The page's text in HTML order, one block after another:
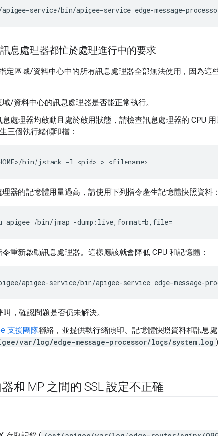
service/bin/apigee-service edge-message-
息處理器都忙於處理進行中的要求
定區域/資料中心中的所有訊息處理器全部無法使用，因為這
/資料中心的訊息處理器是否能正常執行。
處理器均啟動且處於啟用狀態，請檢查訊息處理器的 CPU
三個執行緒傾印檔：
bin/jstack -l <pid> > <filename>
理器的記憶體用量過高，請使用下列指令產生記憶體快照資料
apigee /bin/jmap -dump:live,format=b,file=
重新啟動訊息處理器。這樣應該就會降低 CPU 和記憶體：
apigee-service/bin/apigee-service edge-message-
，確認問題是否仍未解決。
支援團隊聯絡，並提供執行緒傾印、記憶體快照資料和訊息
var/log/edge-message-processor/logs/system.log
和 MP 之間的 SSL 設定不正確